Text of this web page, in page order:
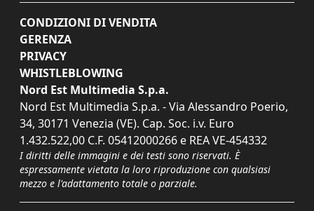
CONDIZIONI DI VENDITA
GERENZA
PRIVACY
WHISTLEBLOWING
Nord Est Multimedia S.p.a.
Nord Est Multimedia S.p.a. - Via Alessandro Poerio,
34, 30171 Venezia (VE). Cap. Soc. i.v. Euro
1.432.522,00 C.F. 05412000266 e REA VE-454332
I diritti delle immagini e dei testi sono riservati. È
espressamente vietata la loro riproduzione con qualsiasi
mezzo e l'adattamento totale o parziale.